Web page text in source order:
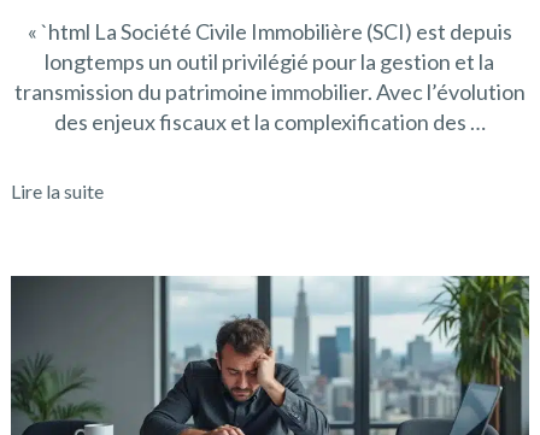
« `html La Société Civile Immobilière (SCI) est depuis
longtemps un outil privilégié pour la gestion et la
transmission du patrimoine immobilier. Avec l’évolution
des enjeux fiscaux et la complexification des …
Lire la suite